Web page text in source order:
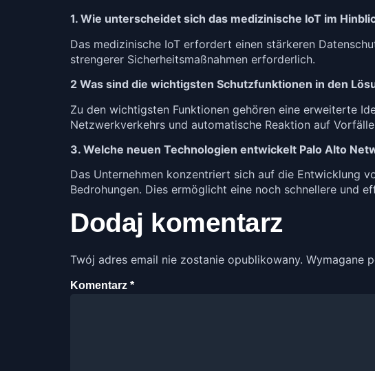
1. Wie unterscheidet sich das medizinische IoT im
Das medizinische IoT erfordert einen stärkeren
strengerer Sicherheitsmaßnahmen erforderlich.
2 Was sind die wichtigsten Schutzfunktionen in den
Zu den wichtigsten Funktionen gehören eine erweiterte
Netzwerkverkehrs und automatische Reaktion auf
3. Welche neuen Technologien entwickelt Palo Alto
Das Unternehmen konzentriert sich auf die Entwicklung
Bedrohungen. Dies ermöglicht eine noch schnellere und
Dodaj komentarz
Twój adres email nie zostanie opublikowany. Wymagane
Komentarz *